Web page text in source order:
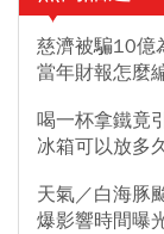
慈濟被騙10億
當年財報怎麼
喝一杯拿鐵竟
冰箱可以放多
天氣／白海豚
爆影響時間曝